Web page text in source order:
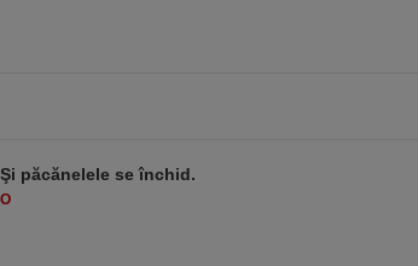
păcănelele se închid.